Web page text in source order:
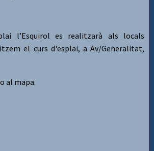
l’Esquirol es realitzarà als locals
el curs d'esplai, a Av/Generalitat,
al mapa.